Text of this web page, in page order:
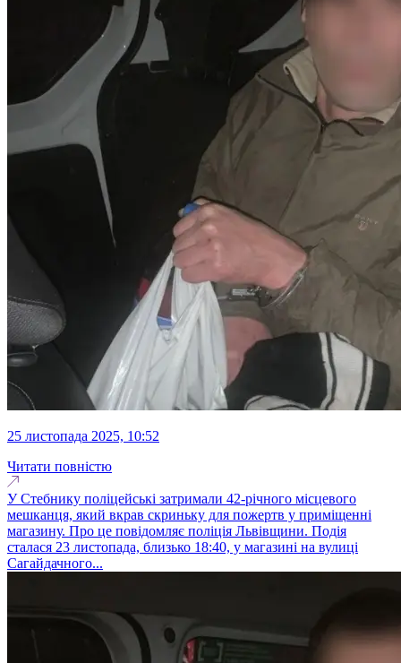
25 листопада 2025, 10:52
Читати повністю
У Стебнику поліцейські затримали 42-річного місцевого
мешканця, який вкрав скриньку для пожертв у приміщенні
магазину. Про це повідомляє поліція Львівщини. Подія
сталася 23 листопада, близько 18:40, у магазині на вулиці
Сагайдачного...